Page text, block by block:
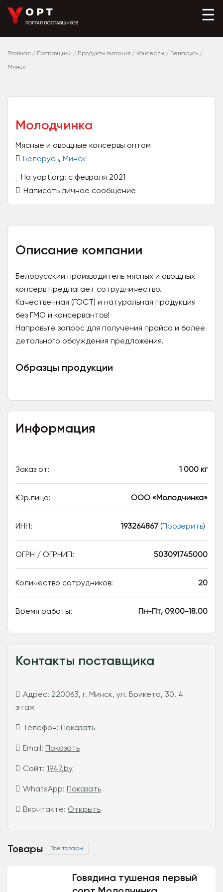
☰
Главная / Поставщики / Продукты питания / Консервы / Беларусь /
Минск
Молодчинка
Мясные и овощные консервы оптом
Беларусь, Минск
На yopt.org: с февраля 2021
Написать личное сообщение
Описание компании
Белорусский производитель мясных и овощных
консерв предлагает сотрудничество.
Качественная (ГОСТ) и натуральная продукция
без ГМО и консервантов!
Направьте запрос для получения прайса и более
детального обсуждения предложения.
Образцы продукции
Информация
Заказ от: 1 000 кг
Юр.лицо: ООО «Молодчинка»
ИНН: 193264867 (Проверить)
ОГРН / ОГРНИП: 503091745000
Количество сотрудников: 20
Время работы: Пн-Пт, 09.00-18.00
Контакты поставщика
Адрес: 220063, г. Минск, ул. Брикета, 30, 4
этаж
Телефон: Показать
Email: Показать
Сайт: 1947.by
WhatsApp: Показать
Вконтакте: Открыть
Товары Все товары
Говядина тушеная первый